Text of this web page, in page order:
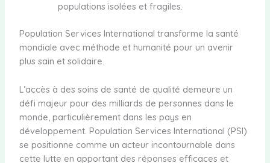
populations isolées et fragiles.
Population Services International transforme la santé
mondiale avec méthode et humanité pour un avenir
plus sain et solidaire.
L’accès à des soins de santé de qualité demeure un
défi majeur pour des milliards de personnes dans le
monde, particulièrement dans les pays en
développement. Population Services International (PSI)
se positionne comme un acteur incontournable dans
cette lutte en apportant des réponses efficaces et